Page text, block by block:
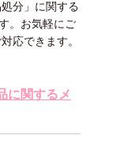
分」に関する
。お気軽にご
応できます。
に関するメ